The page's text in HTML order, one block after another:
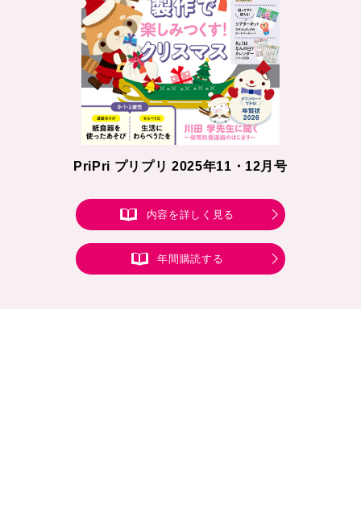
PriPri プリプリ 2025年11・12月号
内容を詳しく見る
年間購読する